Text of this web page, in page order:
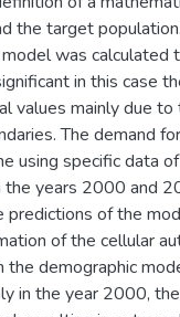
the target
was calculated
in this case
values mainly due
The demand
using specific data
the years 2000 and
predictions of the
of the cellular
the demographic
in the year 2000,